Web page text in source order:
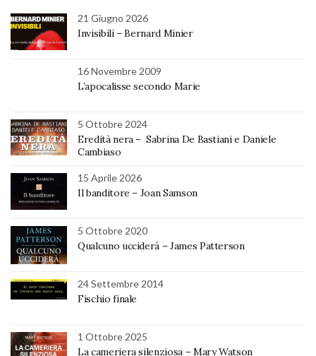
21 Giugno 2026
Invisibili – Bernard Minier
16 Novembre 2009
L’apocalisse secondo Marie
5 Ottobre 2024
Eredità nera – Sabrina De Bastiani e Daniele
Cambiaso
15 Aprile 2026
Il banditore – Joan Samson
5 Ottobre 2020
Qualcuno ucciderà – James Patterson
24 Settembre 2014
Fischio finale
1 Ottobre 2025
La cameriera silenziosa – Mary Watson